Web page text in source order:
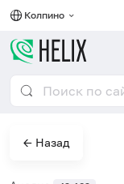
Колпино
← Назад